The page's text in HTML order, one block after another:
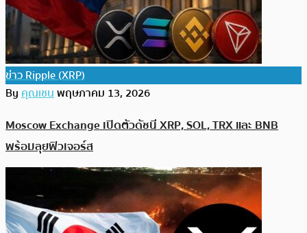
ข่าว Ripple (XRP)
Byคุณเชนพฤษภาคม 13, 2026
Moscow Exchange เปิดตัวดัชนี XRP, SOL, TRX และ BNB
พร้อมลุยฟิวเจอร์ส